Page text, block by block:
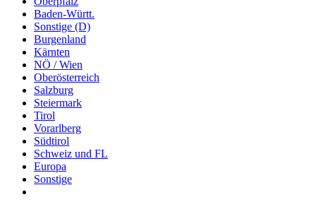
Baden-Württ.
Sonstige (D)
Burgenland
Kärnten
NÖ / Wien
Oberösterreich
Salzburg
Steiermark
Tirol
Vorarlberg
Südtirol
Schweiz und FL
Europa
Sonstige